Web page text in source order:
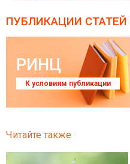
ПУБЛИКАЦИИ СТАТЕЙ
РИНЦ
К условиям публикации
Читайте также